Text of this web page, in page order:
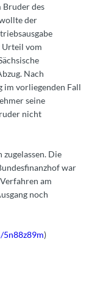
Bruder des
der
Urteil vom
Nach
im vorliegenden Fall
seine
nicht
Die
war
am
noch
)